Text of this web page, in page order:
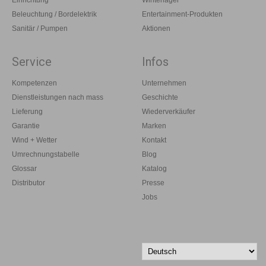
Beleuchtung / Bordelektrik
Sanitär / Pumpen
Entertainment-Produkten
Aktionen
Service
Kompetenzen
Dienstleistungen nach mass
Lieferung
Garantie
Wind + Wetter
Umrechnungstabelle
Glossar
Distributor
Infos
Unternehmen
Geschichte
Wiederverkäufer
Marken
Kontakt
Blog
Katalog
Presse
Jobs